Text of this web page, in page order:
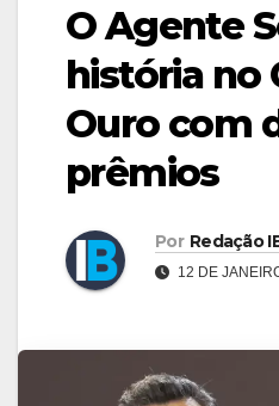
O Agente
história no
Ouro com
prêmios
Por Redação
12 DE